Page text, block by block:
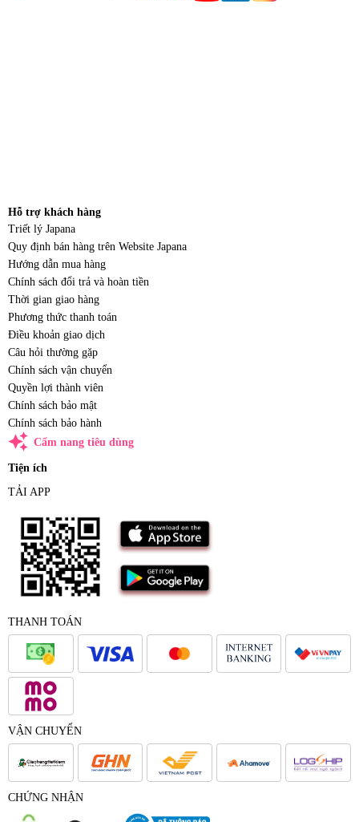
Hỗ trợ khách hàng
Triết lý Japana
Quy định bán hàng trên Website Japana
Hướng dẫn mua hàng
Chính sách đổi trả và hoàn tiền
Thời gian giao hàng
Phương thức thanh toán
Điều khoản giao dịch
Câu hỏi thường gặp
Chính sách vận chuyển
Quyền lợi thành viên
Chính sách bảo mật
Chính sách bảo hành
auto_awesome Cẩm nang tiêu dùng
Tiện ích
TẢI APP
THANH TOÁN
VẬN CHUYỂN
CHỨNG NHẬN